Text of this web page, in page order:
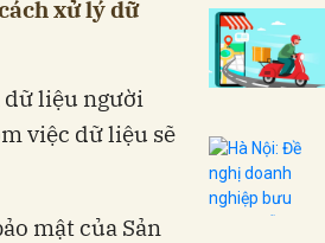
xử lý dữ
dữ liệu người
việc dữ liệu sẽ
mật của Sản